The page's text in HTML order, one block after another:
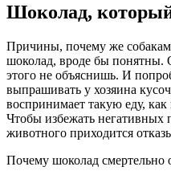
Шоколад,
Причины, почему же
шоколад, вроде бы понятны.
этого не объяснишь. И
выпрашивать у хозяина
воспринимает такую еду, как
Чтобы избежать негативных
животного приходится
Почему шоколад смертельно